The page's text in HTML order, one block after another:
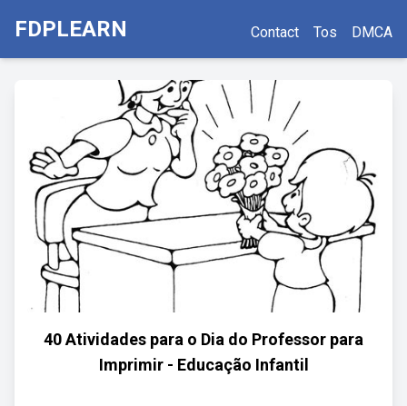
FDPLEARN Contact Tos DMCA
40 Atividades para o Dia do Professor para
Imprimir - Educação Infantil